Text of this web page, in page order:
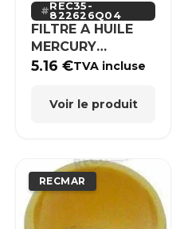
REC35-
822626Q04
FILTRE A HUILE
MERCURY
MERCRUISER
5.16€TVA incluse
Voir le produit
RECMAR